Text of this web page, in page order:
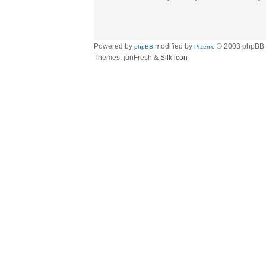
Powered by phpBB modified by Przemo © 2003 phpBB
Themes: junFresh & Silk icon